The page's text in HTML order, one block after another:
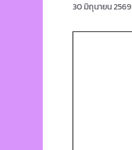
30 มิถุนายน 2569